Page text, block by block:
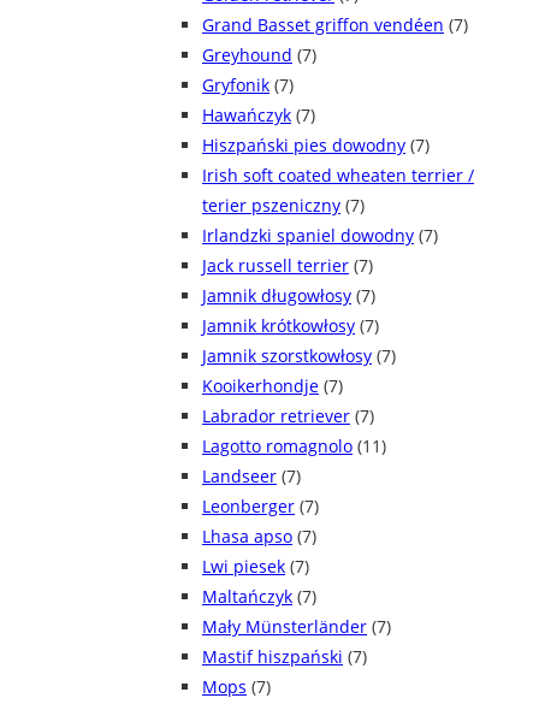
Grand Basset griffon vendéen (7)
Greyhound (7)
Gryfonik (7)
Hawańczyk (7)
Hiszpański pies dowodny (7)
Irish soft coated wheaten terrier /
terier pszeniczny (7)
Irlandzki spaniel dowodny (7)
Jack russell terrier (7)
Jamnik długowłosy (7)
Jamnik krótkowłosy (7)
Jamnik szorstkowłosy (7)
Kooikerhondje (7)
Labrador retriever (7)
Lagotto romagnolo (11)
Landseer (7)
Leonberger (7)
Lhasa apso (7)
Lwi piesek (7)
Maltańczyk (7)
Mały Münsterländer (7)
Mastif hiszpański (7)
Mops (7)